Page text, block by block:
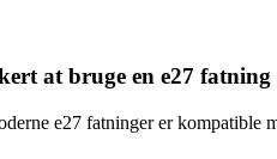
at bruge en e27
e27 fatninger er